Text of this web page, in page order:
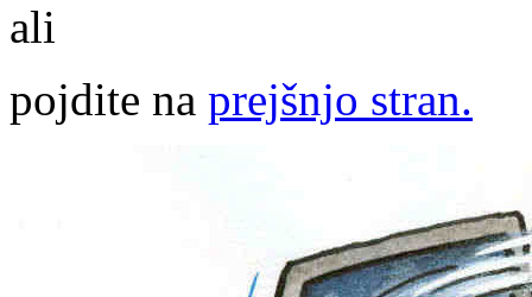
ali
pojdite na prejšnjo stran.